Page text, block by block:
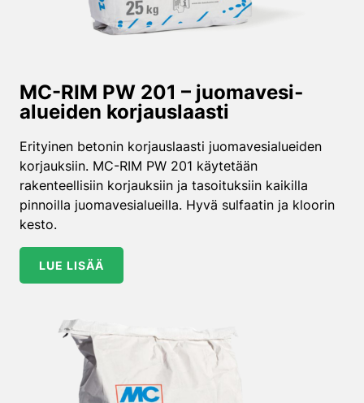
MC-RIM PW 201 – juomavesi­
alueiden korjauslaasti
Erityinen betonin korjauslaasti juomavesialueiden
korjauksiin. MC-RIM PW 201 käytetään
rakenteellisiin korjauksiin ja tasoituksiin kaikilla
pinnoilla juomavesialueilla. Hyvä sulfaatin ja kloorin
kesto.
LUE LISÄÄ